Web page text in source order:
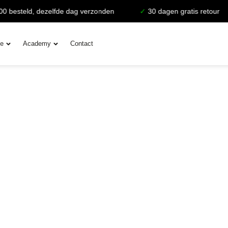
besteld, dezelfde dag verzonden 30 dagen gratis retour
Academy Contact